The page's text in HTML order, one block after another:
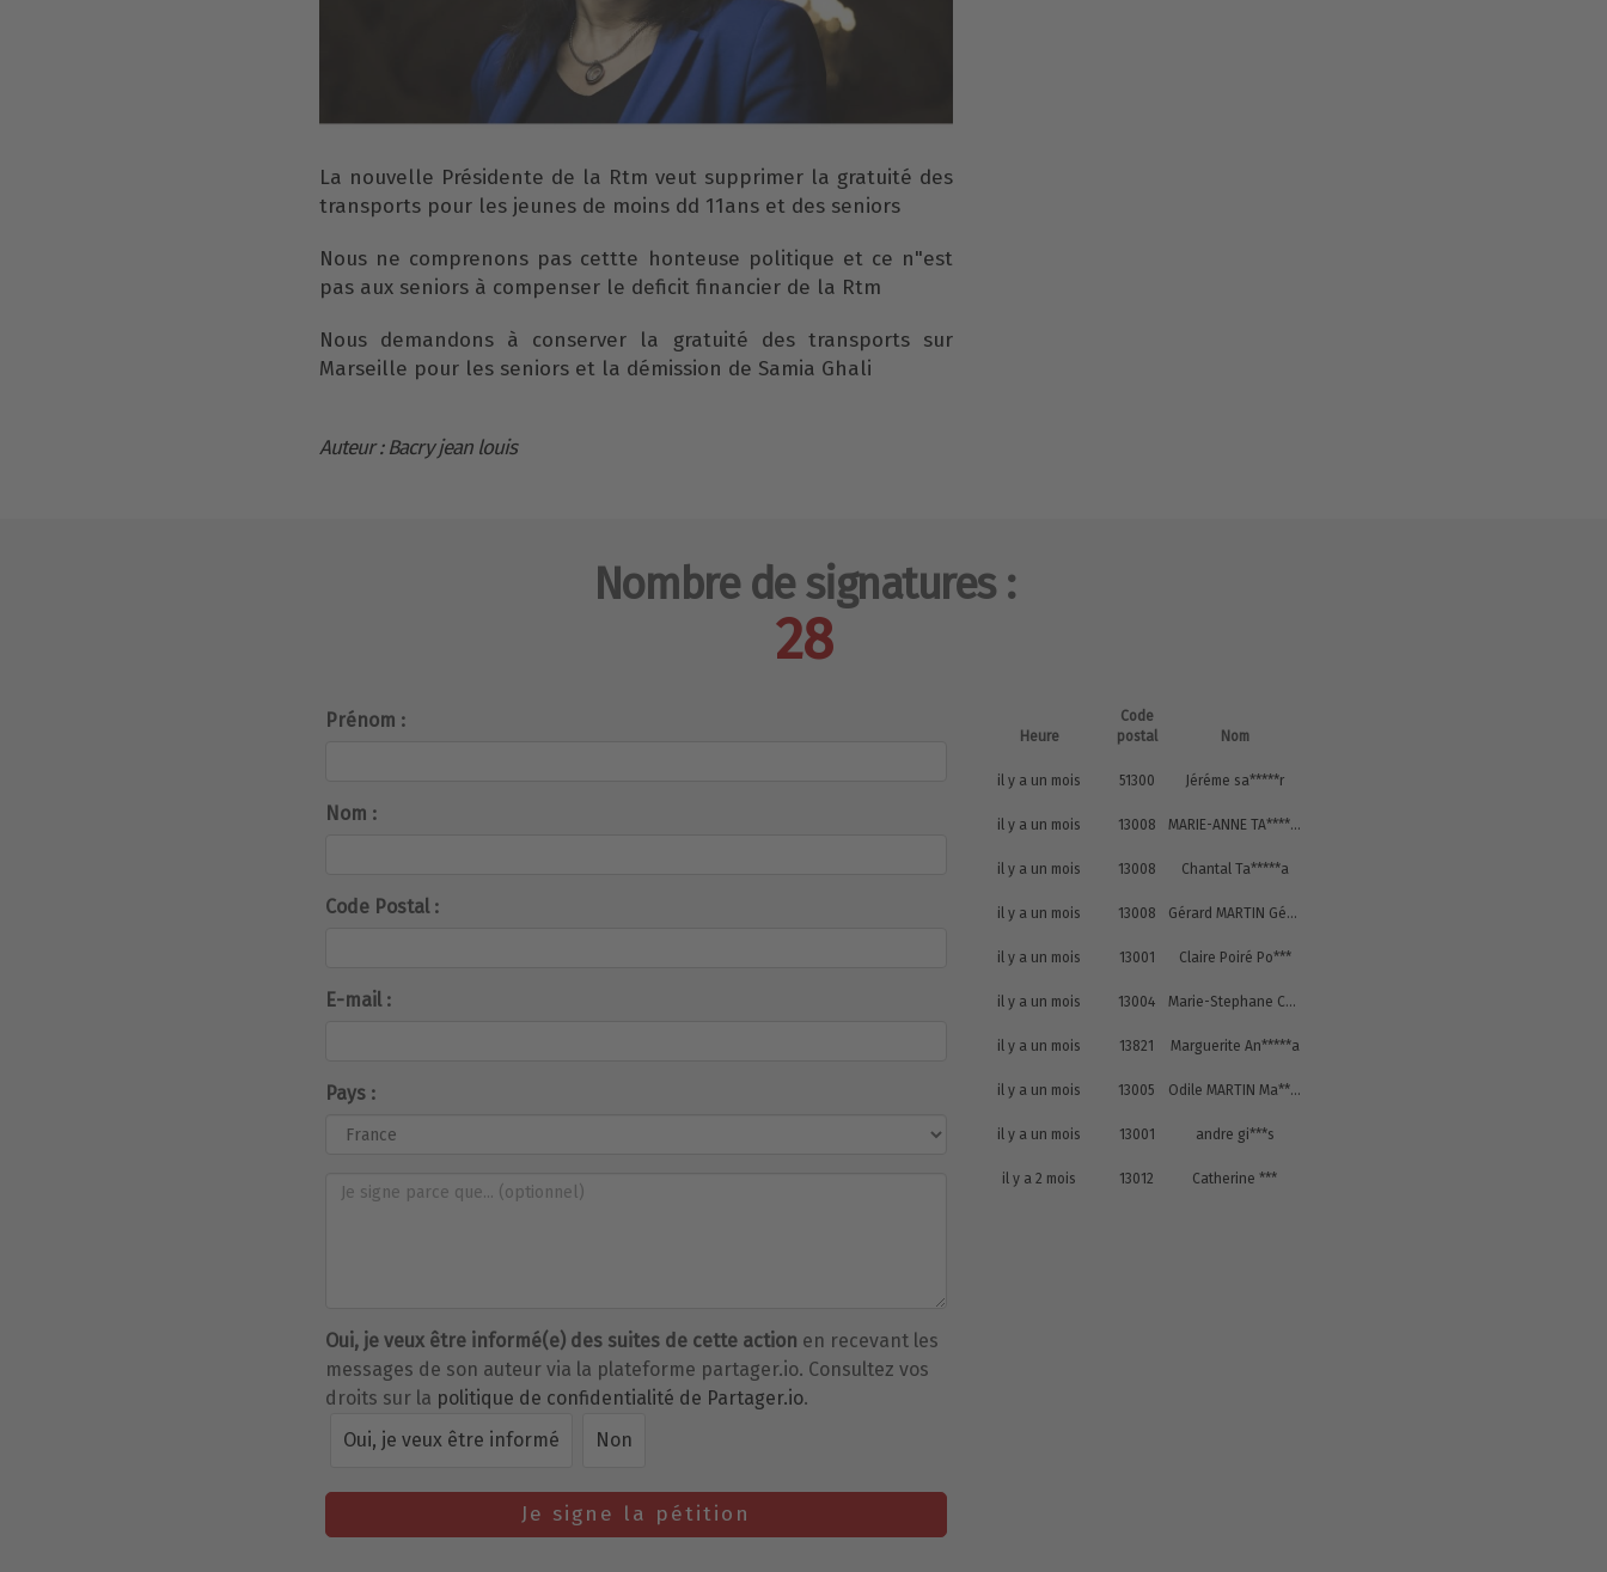
La nouvelle Présidente de la Rtm veut supprimer la gratuité des
transports pour les jeunes de moins dd 11ans et des seniors
Nous ne comprenons pas cettte honteuse politique et ce n"est
pas aux seniors à compenser le deficit financier de la Rtm
Nous demandons à conserver la gratuité des transports sur
Marseille pour les seniors et la démission de Samia Ghali
Auteur : Bacry jean louis
Nombre de signatures :
28
Prénom :
Nom :
Code Postal :
E-mail :
Pays :
Oui, je veux être informé(e) des suites de cette action en recevant les
messages de son auteur via la plateforme partager.io. Consultez vos
droits sur la politique de confidentialité de Partager.io.
Oui, je veux être informé
Non
Je signe la pétition
Heure
Code
postal
Nom
il y a un mois 51300 Jéréme sa*****r
il y a un mois 13008 MARIE-ANNE TA*****A
il y a un mois 13008 Chantal Ta*****a
il y a un mois 13008 Gérard MARTIN Gé*********N
il y a un mois 13001 Claire Poiré Po***
il y a un mois 13004 Marie-Stephane Ch****d
il y a un mois 13821 Marguerite An*****a
il y a un mois 13005 Odile MARTIN Ma***n
il y a un mois 13001 andre gi***s
il y a 2 mois 13012 Catherine ***